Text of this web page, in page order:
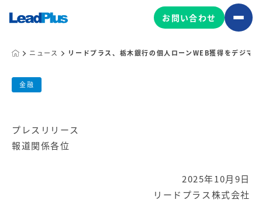
広告プロモーション
Web制作
マーケティングコンサルティング
マーケティング基盤の製品
HubSpot導入・運用
お問い合わせ
ニュース リードプラス、栃木銀行の個人ローンWEB獲得をデジマ
リードプラス、栃木銀行の個人ローン
金融
リードプラス株式会社
プレスリリース
報道関係各位
2025年10月9日
リードプラス株式会社